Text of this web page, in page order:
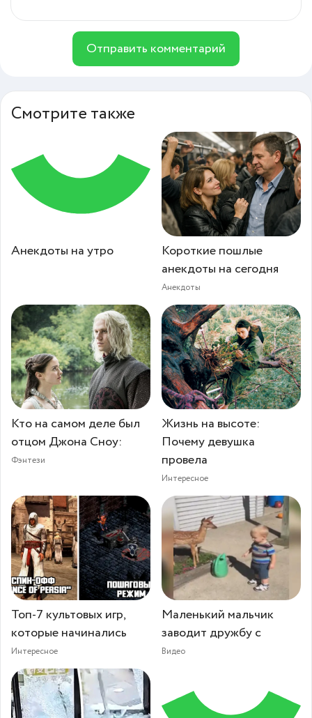
Отправить комментарий
Смотрите также
Анекдоты на утро
Короткие пошлые
анекдоты на сегодня
Анекдоты
Кто на самом деле был
отцом Джона Сноу:
Фэнтези
Жизнь на высоте:
Почему девушка
провела
Интересное
Топ-7 культовых игр,
которые начинались
Интересное
Маленький мальчик
заводит дружбу с
Видео